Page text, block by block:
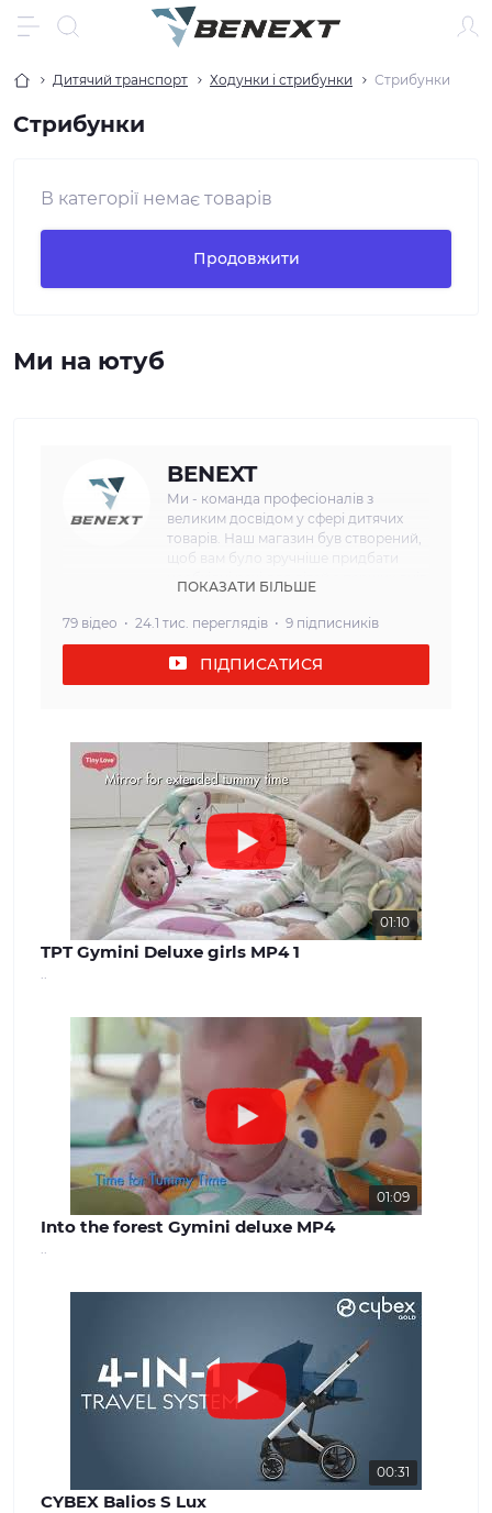
Дитячий транспорт Ходунки і стрибунки Стрибунки
Стрибунки
В категорії немає товарів
Продовжити
Ми на ютуб
BENEXT
Ми - команда професіоналів з
великим досвідом у сфері дитячих
товарів. Наш магазин був створений,
щоб вам було зручніше придбати
життя. Наша мета: Ми прагнемо
забезпечити наших клієнтів
найвищою якістю та безпекою
дитячих товарів. Кожен товар, який
ми пропонуємо, проходить сувору
магазині ви знайдете широкий вибір
дитячих товарів, які задовольнять
потреби дітей різного віку. Від
комфортних та затишних колясок і
автокрісел до взуття та одягу для
дітей різного віку. Ми прагнемо
забезпечити нашим клієнтам
максимальний вибір і можливість
знайти все, що необхідно для
молодої сім'ї. Наші цінності: Ми
вважаємо, що довіра і задоволення
консультацію та вирішити будь-які
питання, що виникають. Наш сайт -
benext.com.ua
ПОКАЗАТИ БІЛЬШЕ
79 відео 24.1 тис. переглядів 9 підписників
ПІДПИСАТИСЯ
01:10
TPT Gymini Deluxe girls MP4 1
01:09
Into the forest Gymini deluxe MP4
00:31
CYBEX Balios S Lux